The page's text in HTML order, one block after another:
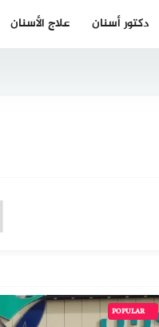
دكتور أسنان علاج الأسنان
POPULAR